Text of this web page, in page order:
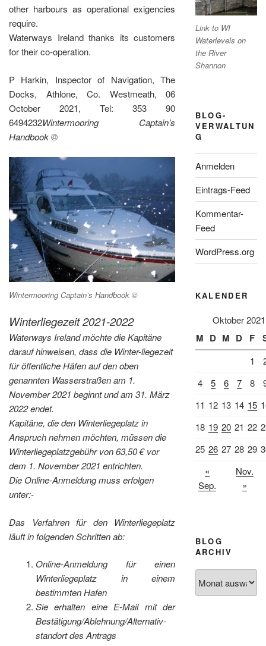
other harbours as operational exigencies
require.
Waterways Ireland thanks its customers
for their co-operation.
P Harkin, Inspector of Navigation, The
Docks, Athlone, Co. Westmeath, 06
October 2021, Tel: 353 90
6494232Wintermooring Captain’s
Handbook ©
Wintermooring Captain’s Handbook ©
Winterliegezeit 2021-2022
Waterways Ireland möchte die Kapitäne
darauf hinweisen, dass die Winter-liegezeit
für öffentliche Häfen auf den oben
genannten Wasserstraßen am 1.
November 2021 beginnt und am 31. März
2022 endet.
Kapitäne, die den Winterliegeplatz in
Anspruch nehmen möchten, müssen die
Winterliegeplatzgebühr von 63,50 € vor
dem 1. November 2021 entrichten.
Die Online-Anmeldung muss erfolgen
unter:-
Das Verfahren für den Winterliegeplatz
läuft in folgenden Schritten ab:
Online-Anmeldung für einen
Winterliegeplatz in einem
bestimmten Hafen
Sie erhalten eine E-Mail mit der
Bestätigung/Ablehnung/Alternativ-
standort des Antrags
Link to WI
Waterlevels on
the River
Shannon
BLOG-
VERWALTUN
G
Anmelden
Eintrags-Feed
Kommentar-
Feed
WordPress.org
KALENDER
Oktober 2021
M D M D F
1
4
5 6 7 8
11 12 13 14 15
18 19 20 21 22
25 26 27 28 29
«
Sep.
Nov.
»
BLOG
ARCHIV
Archiv